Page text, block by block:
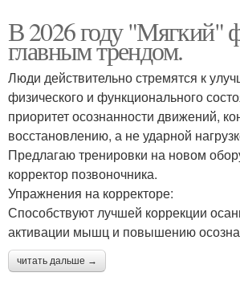
В 2026 году "Мягкий"
главным трендом.
Люди действительно стремятся к
физического и функционального
приоритет осознанности движений,
восстановлению, а не ударной
Предлагаю тренировки на новом
корректор позвоночника.
Упражнения на корректоре:
Способствуют лучшей коррекции
активации мышц и повышению
читать дальше →